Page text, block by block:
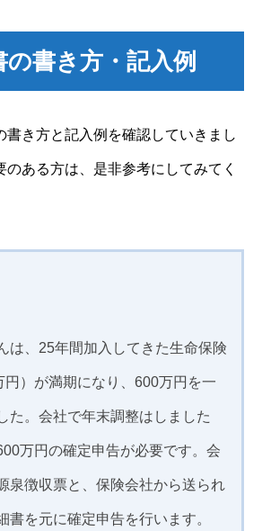
書き方・記入例
書き方と記入例を確認していきまし
のある方は、是非参考にしてみてく
は、25年間加入してきた生命保険
円）が満期になり、600万円を一
た。会社で年末調整はしました
万円の確定申告が必要です。会
泉徴収票と、保険会社から送られ
書を元に確定申告を行います。